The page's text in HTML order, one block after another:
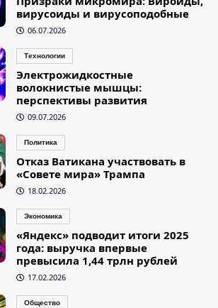
вирусоиды и вирусоподобные
06.07.2026
Технологии
Электрожидкостные
волокнистые мышцы:
перспективы развития
09.07.2026
Политика
Отказ Ватикана участвовать в
«Совете мира» Трампа
18.02.2026
Экономика
«Яндекс» подводит итоги 2025
года: выручка впервые
превысила 1,44 трлн рублей
17.02.2026
Общество